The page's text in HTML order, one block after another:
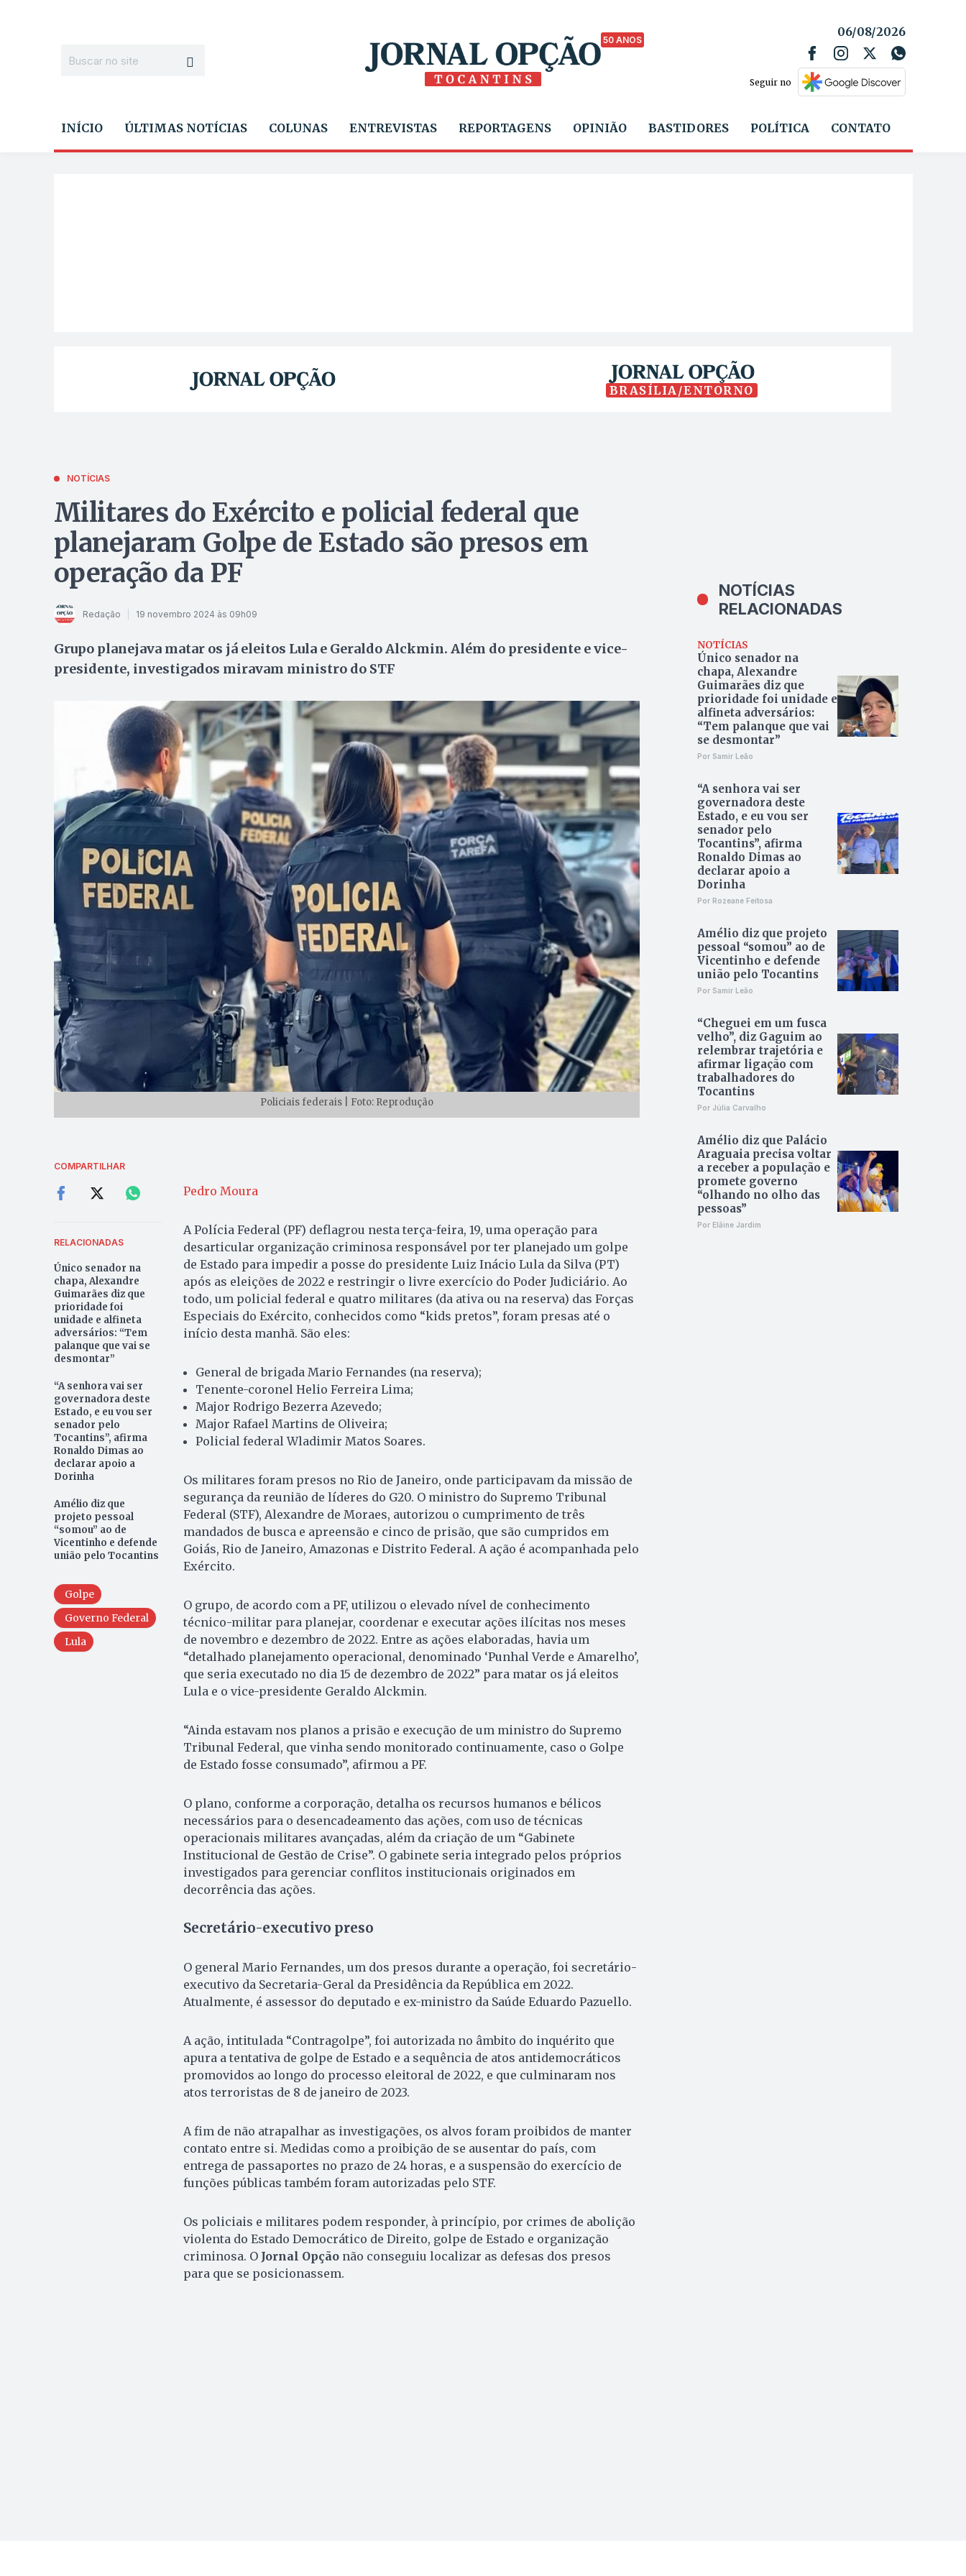
50 ANOS
06/08/2026
Seguir no
INÍCIO ÚLTIMAS NOTÍCIAS COLUNAS ENTREVISTAS REPORTAGENS OPINIÃO BASTIDORES POLÍTICA CONTATO
BRASÍLIA/ENTORNO
NOTÍCIAS
Militares do Exército e policial federal que
planejaram Golpe de Estado são presos em
operação da PF
Redação 19 novembro 2024 às 09h09
Grupo planejava matar os já eleitos Lula e Geraldo Alckmin. Além do presidente e vice-
presidente, investigados miravam ministro do STF
Policiais federais | Foto: Reprodução
COMPARTILHAR
RELACIONADAS
Único senador na
chapa, Alexandre
Guimarães diz que
prioridade foi
unidade e alfineta
adversários: “Tem
palanque que vai se
desmontar”
“A senhora vai ser
governadora deste
Estado, e eu vou ser
senador pelo
Tocantins”, afirma
Ronaldo Dimas ao
declarar apoio a
Dorinha
Amélio diz que
projeto pessoal
“somou” ao de
Vicentinho e defende
união pelo Tocantins
Golpe
Governo Federal
Lula
Pedro Moura
A Polícia Federal (PF) deflagrou nesta terça-feira, 19, uma operação para
desarticular organização criminosa responsável por ter planejado um golpe
de Estado para impedir a posse do presidente Luiz Inácio Lula da Silva (PT)
após as eleições de 2022 e restringir o livre exercício do Poder Judiciário. Ao
todo, um policial federal e quatro militares (da ativa ou na reserva) das Forças
Especiais do Exército, conhecidos como “kids pretos”, foram presas até o
início desta manhã. São eles:
General de brigada Mario Fernandes (na reserva);
Tenente-coronel Helio Ferreira Lima;
Major Rodrigo Bezerra Azevedo;
Major Rafael Martins de Oliveira;
Policial federal Wladimir Matos Soares.
Os militares foram presos no Rio de Janeiro, onde participavam da missão de
segurança da reunião de líderes do G20. O ministro do Supremo Tribunal
Federal (STF), Alexandre de Moraes, autorizou o cumprimento de três
mandados de busca e apreensão e cinco de prisão, que são cumpridos em
Goiás, Rio de Janeiro, Amazonas e Distrito Federal. A ação é acompanhada pelo
Exército.
O grupo, de acordo com a PF, utilizou o elevado nível de conhecimento
técnico-militar para planejar, coordenar e executar ações ilícitas nos meses
de novembro e dezembro de 2022. Entre as ações elaboradas, havia um
“detalhado planejamento operacional, denominado ‘Punhal Verde e Amarelho’,
que seria executado no dia 15 de dezembro de 2022” para matar os já eleitos
Lula e o vice-presidente Geraldo Alckmin.
“Ainda estavam nos planos a prisão e execução de um ministro do Supremo
Tribunal Federal, que vinha sendo monitorado continuamente, caso o Golpe
de Estado fosse consumado”, afirmou a PF.
O plano, conforme a corporação, detalha os recursos humanos e bélicos
necessários para o desencadeamento das ações, com uso de técnicas
operacionais militares avançadas, além da criação de um “Gabinete
Institucional de Gestão de Crise”. O gabinete seria integrado pelos próprios
investigados para gerenciar conflitos institucionais originados em
decorrência das ações.
Secretário-executivo preso
O general Mario Fernandes, um dos presos durante a operação, foi secretário-
executivo da Secretaria-Geral da Presidência da República em 2022.
Atualmente, é assessor do deputado e ex-ministro da Saúde Eduardo Pazuello.
A ação, intitulada “Contragolpe”, foi autorizada no âmbito do inquérito que
apura a tentativa de golpe de Estado e a sequência de atos antidemocráticos
promovidos ao longo do processo eleitoral de 2022, e que culminaram nos
atos terroristas de 8 de janeiro de 2023.
A fim de não atrapalhar as investigações, os alvos foram proibidos de manter
contato entre si. Medidas como a proibição de se ausentar do país, com
entrega de passaportes no prazo de 24 horas, e a suspensão do exercício de
funções públicas também foram autorizadas pelo STF.
Os policiais e militares podem responder, à princípio, por crimes de abolição
violenta do Estado Democrático de Direito, golpe de Estado e organização
criminosa. O Jornal Opçãonão conseguiu localizar as defesas dos presos
para que se posicionassem.
NOTÍCIAS
RELACIONADAS
NOTÍCIAS
Único senador na
chapa, Alexandre
Guimarães diz que
prioridade foi unidade e
alfineta adversários:
“Tem palanque que vai
se desmontar”
Por Samir Leão
“A senhora vai ser
governadora deste
Estado, e eu vou ser
senador pelo
Tocantins”, afirma
Ronaldo Dimas ao
declarar apoio a
Dorinha
Por Rozeane Feitosa
Amélio diz que projeto
pessoal “somou” ao de
Vicentinho e defende
união pelo Tocantins
Por Samir Leão
“Cheguei em um fusca
velho”, diz Gaguim ao
relembrar trajetória e
afirmar ligação com
trabalhadores do
Tocantins
Por Júlia Carvalho
Amélio diz que Palácio
Araguaia precisa voltar
a receber a população e
promete governo
“olhando no olho das
pessoas”
Por Elâine Jardim